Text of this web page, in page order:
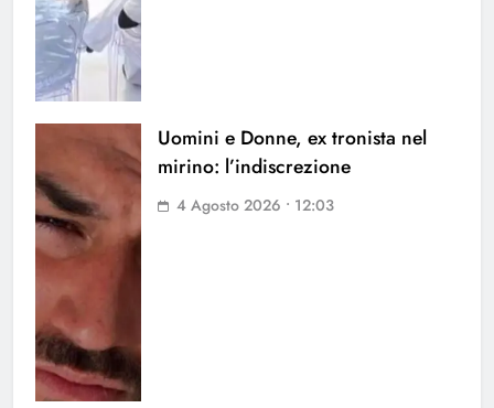
Uomini e Donne, ex tronista nel
mirino: l’indiscrezione
4 Agosto 2026 • 12:03